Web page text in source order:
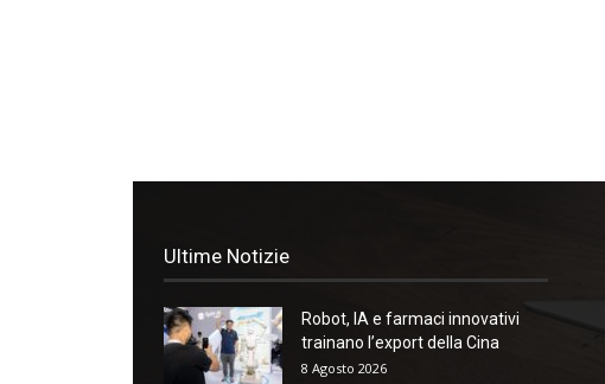
Ultime Notizie
Robot, IA e farmaci innovativi
trainano l’export della Cina
8 Agosto 2026